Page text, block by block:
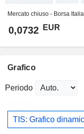
Mercato chiuso - Borsa
0,0732 EUR
Grafico
Periodo
TIS: Grafico